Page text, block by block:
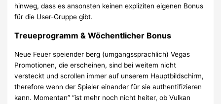
hinweg, dass es ansonsten keinen expliziten eigenen Bonus
für die User-Gruppe gibt.
Treueprogramm & Wöchentlicher Bonus
Neue Feuer speiender berg (umgangssprachlich) Vegas
Promotionen, die erscheinen, sind bei weitem nicht
versteckt und scrollen immer auf unserem Hauptbildschirm,
therefore wenn der Spieler einander für sie authentifizieren
kann. Momentan” “ist mehr noch nicht heiter, ob Vulkan